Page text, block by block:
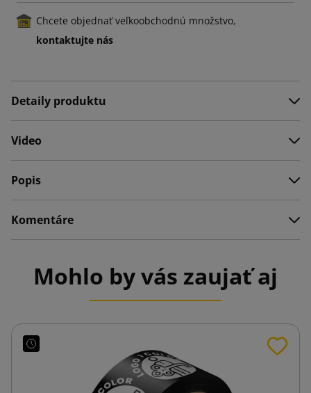
Chcete objednať veľkoobchodnú množstvo,
kontaktujte nás
Detaily produktu
Video
Popis
Komentáre
Mohlo by vás zaujať aj